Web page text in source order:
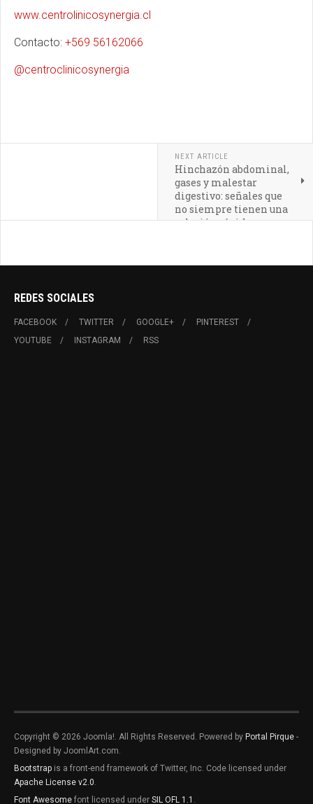
www.centrolinicosynergia.cl
Contacto: +569 56162066
@centroclinicosynergia
NEXT ARTICLE
Hinchazón abdominal,
gases y malestar
digestivo: señales que
no siempre tienen una
solución rápida
REDES SOCIALES
FACEBOOK TWITTER GOOGLE+
PINTEREST
YOUTUBE
INSTAGRAM RSS
Copyright © 2026 Joomla!. All Rights Reserved. Powered by Portal Pirque -
Designed by JoomlArt.com.
Bootstrap is a front-end framework of Twitter, Inc. Code licensed under
Apache License v2.0.
Font Awesome font licensed under SIL OFL 1.1 .